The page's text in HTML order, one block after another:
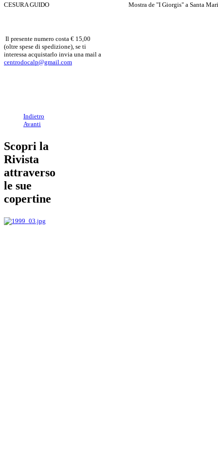
CESURA GUIDO Mostra de "I Giorgis" a Santa
Il presente numero costa € 15,00
(oltre spese di spedizione), se ti
interessa acquistarlo invia una mail a
centrodocalp@gmail.com
Indietro
Avanti
Scopri la
Rivista
attraverso
le sue
copertine